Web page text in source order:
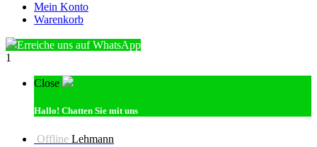
Mein Konto
Warenkorb
Erreiche uns auf WhatsApp
1
Close
Hallo! Chatten Sie mit uns
Offline Lehmann